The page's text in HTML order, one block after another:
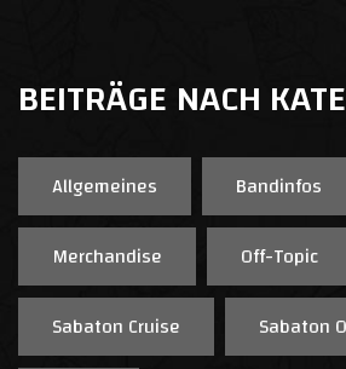
BEITRÄGE NACH
Allgemeines Bandinfos
Merchandise
Off-Topic
Sabaton Cruise
Sabaton